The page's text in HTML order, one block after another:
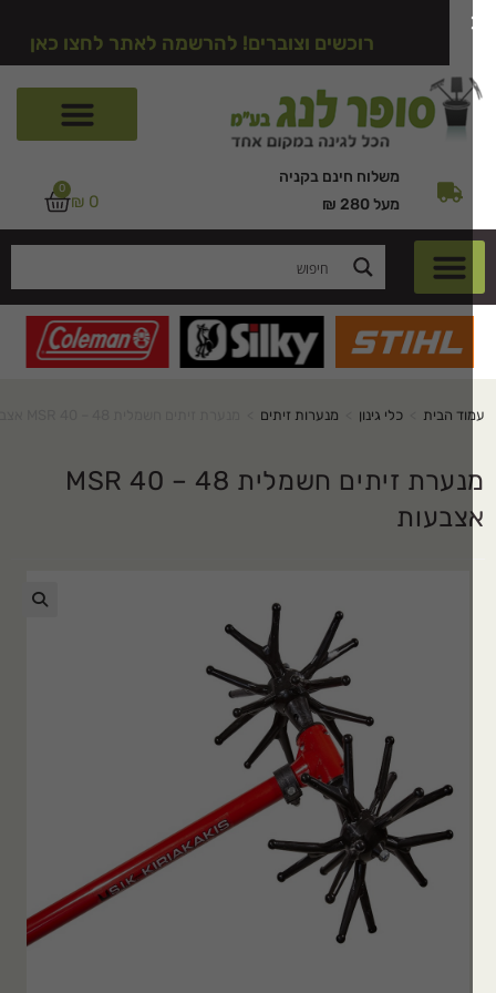
רוכשים וצוברים! להרשמה לאתר לחצו כאן
משלוח חינם בקניה
מעל 280 ₪
₪
הבית > כלי גינון > מנערות זיתים > מנערת זיתים חשמלית 48 – MSR 40 אצבעות
מנערת זיתים חשמלית 48 – MSR 40